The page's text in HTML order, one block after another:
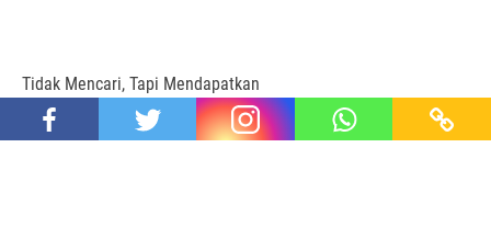
Tidak Mencari, Tapi Mendapatkan